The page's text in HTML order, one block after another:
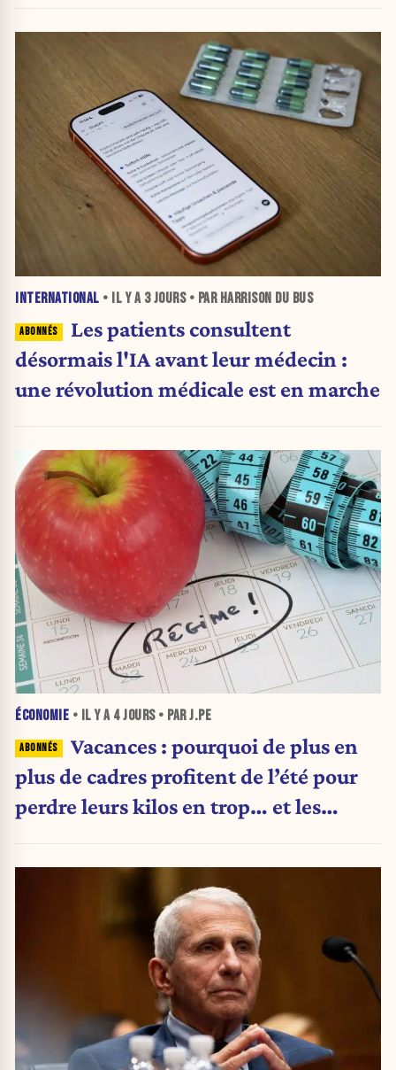
INTERNATIONAL • IL Y A 3 JOURS• PAR HARRISON DU BUS
Les patients consultent
désormais l'IA avant leur médecin :
une révolution médicale est en marche
ÉCONOMIE • IL Y A 4 JOURS• PAR J.PE
Vacances : pourquoi de plus en
plus de cadres profitent de l’été pour
perdre leurs kilos en trop… et les
arriver